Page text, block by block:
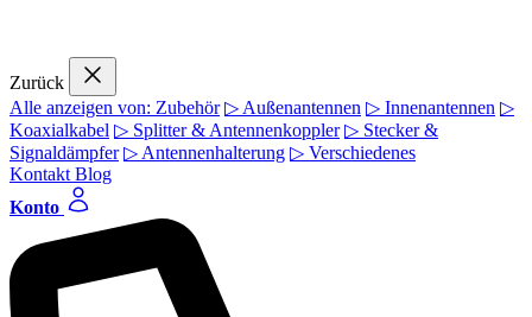
Zurück
Alle anzeigen von: Zubehör ▷ Außenantennen ▷ Innenantennen ▷
Koaxialkabel ▷ Splitter & Antennenkoppler ▷ Stecker &
Signaldämpfer ▷ Antennenhalterung ▷ Verschiedenes
Kontakt Blog
Konto